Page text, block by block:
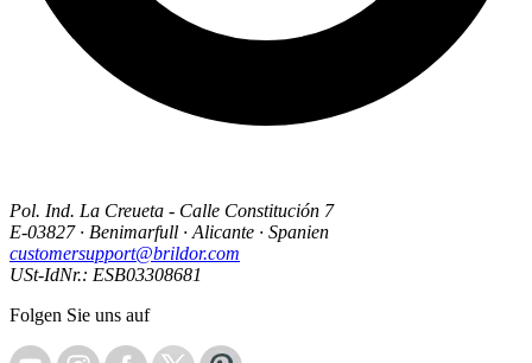
Pol. Ind. La Creueta - Calle Constitución 7
E-03827 · Benimarfull · Alicante · Spanien
customersupport@brildor.com
USt-IdNr.: ESB03308681
Folgen Sie uns auf